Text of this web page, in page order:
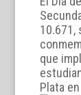
10.671,
que
Plata